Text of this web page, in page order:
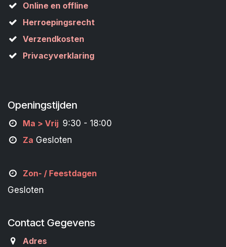
Online en offline
Herroepingsrecht
Verzendkosten
Privacyverklaring
Openingstijden
Ma > Vrij 9:30 - 18:00
Za Gesloten
Zon- / Feestdagen
Gesloten
Contact Gegevens
Adres